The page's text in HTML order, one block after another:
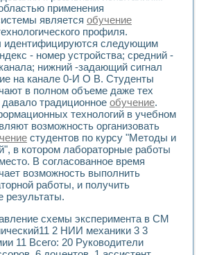
практикумы по электротехнике в среде
в рамках национального проекта
эффективности решателей
LabVIEW лабораторных практикумов
повышения качества образования и
LabVIEW лабораторного практикума по
виртуальной лаборатории по электротехнике
алгоритмы частотного анализа
учебного центра «Технологии
NI в магистерской программе «Прикладная
двигателей постоянного тока
стенд формирования
практикум по курсу ИИС на базе
и отраслевые институты
применения
является обучение
профиля.
следующим
- номер устройства; средний -
нижний -задающий сигнал
на канале 0-И О В. Студенты
в полном объеме даже тех
традиционное обучение.
технологий в учебном
возможность организовать
студентов по курсу "Методы и
в котором лабораторные работы
В согласованное время
возможность выполнить
работы, и получить
результаты.
схемы эксперимента в СМ
2 НИИ механики 3 3
11 Всего: 20 Руководители